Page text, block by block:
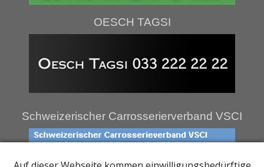
OESCH TAGSI
Schweizerischer Carrosserierverband VSCI